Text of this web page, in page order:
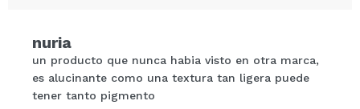
Compartir un vídeo o una foto
Tu vídeo podría ser el primero. Imagínatelo...
nuria
un producto que nunca habia visto en otra marca,
es alucinante como una textura tan ligera puede
tener tanto pigmento